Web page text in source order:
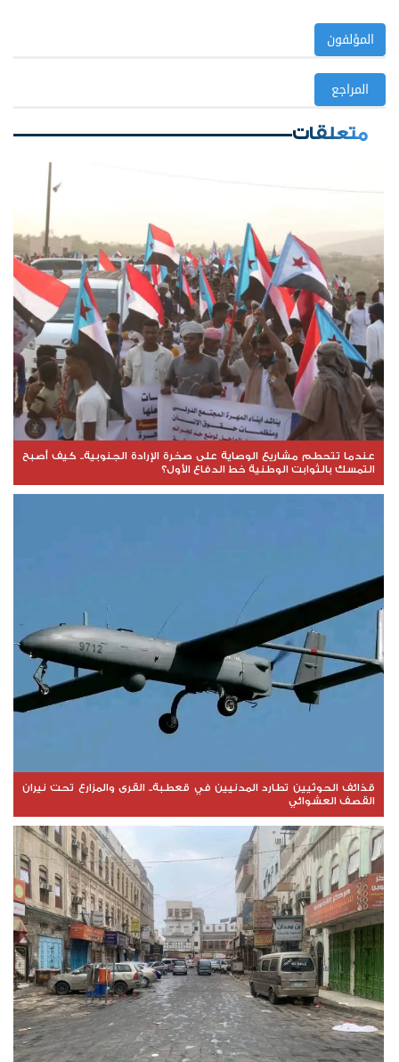
المؤلفون
المراجع
متعلقات
عندما تتحطم مشاريع الوصاية على صخرة الإرادة الجنوبية.. كيف أصبح
التمسك بالثوابت الوطنية خط الدفاع الأول؟
قذائف الحوثيين تطارد المدنيين في قعطبة.. القرى والمزارع تحت نيران
القصف العشوائي